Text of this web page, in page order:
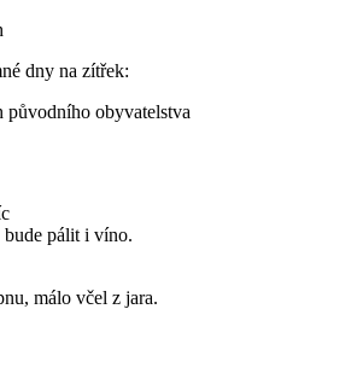
dny na zítřek:
původního obyvatelstva
pálit i víno.
málo včel z jara.